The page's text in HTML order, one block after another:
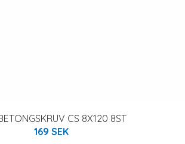
CS 8X120 8ST
169 SEK